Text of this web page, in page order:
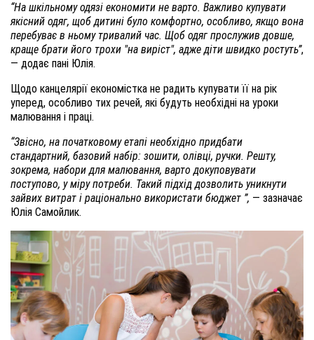
“На шкільному одязі економити не варто. Важливо купувати
якісний одяг, щоб дитині було комфортно, особливо, якщо вона
перебуває в ньому тривалий час. Щоб одяг прослужив довше,
краще брати його трохи "на виріст", адже діти швидко ростуть”,
— додає пані Юлія.
Щодо канцелярії економістка не радить купувати її на рік
уперед, особливо тих речей, які будуть необхідні на уроки
малювання і праці.
“Звісно, на початковому етапі необхідно придбати
стандартний, базовий набір: зошити, олівці, ручки. Решту,
зокрема, набори для малювання, варто докуповувати
поступово, у міру потреби. Такий підхід дозволить уникнути
зайвих витрат і раціонально використати бюджет ”, — зазначає
Юлія Самойлик.